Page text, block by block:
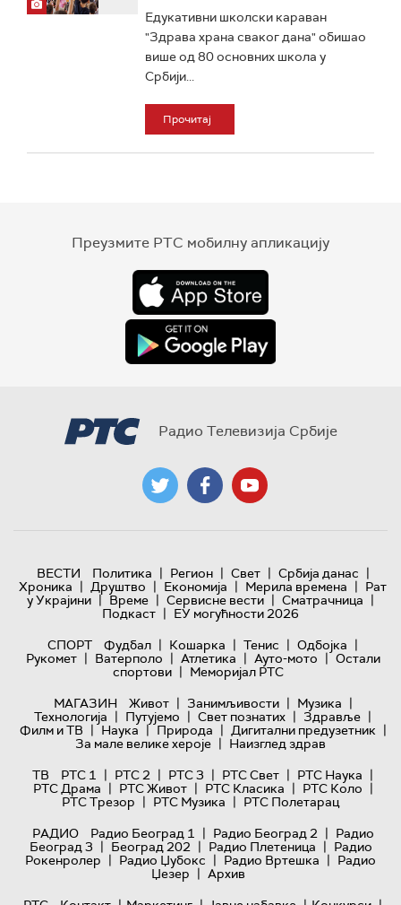
Едукативни школски караван
"Здрава храна сваког дана" обишао
више од 80 основних школа у
Србији...
Прочитај
Преузмите РТС мобилну апликацију
Радио Телевизија Србије
ВЕСТИ Политика | Регион | Свет | Србија данас |
Хроника | Друштво | Економија | Мерила времена | Рат
у Украјини | Време | Сервисне вести | Сматрачница |
Подкаст | ЕУ могућности 2026
СПОРТ
Фудбал | Кошарка | Тенис | Одбојка |
Рукомет | Ватерполо | Атлетика | Ауто-мото | Остали
спортови | Меморијал РТС
МАГАЗИН
Живот | Занимљивости | Музика |
Технологијa | Путујемо | Свет познатих | Здравље |
Филм и ТВ | Наука | Природа | Дигитални предузетник |
За мале велике хероје | Наизглед здрав
ТВ
РТС 1 | РТС 2 | РТС 3 | РТС Свет | РТС Наука |
РТС Драма | РТС Живот | РТС Класика | РТС Коло |
РТС Трезор | РТС Музика | РТС Полетарац
РАДИО
Радио Београд 1 | Радио Београд 2 | Радио
Београд 3 | Београд 202 | Радио Плетеница | Радио
Рокенролер | Радио Џубокс | Радио Вртешка | Радио
Џезер | Архив